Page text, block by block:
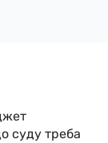
суду треба